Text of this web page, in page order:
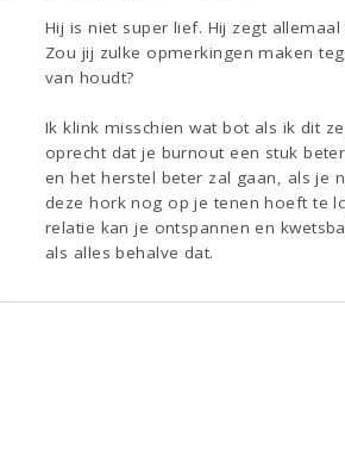
Hij is niet super lief. Hij zegt
Zou jij zulke opmerkingen maken
van houdt?
Ik klink misschien wat bot als ik dit
oprecht dat je burnout een stuk
en het herstel beter zal gaan, als je
deze hork nog op je tenen hoeft te
relatie kan je ontspannen en
als alles behalve dat.